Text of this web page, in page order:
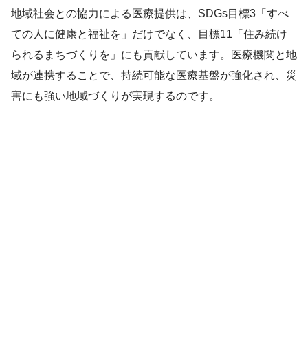
地域社会との協力による医療提供は、SDGs目標3「すべ
ての人に健康と福祉を」だけでなく、目標11「住み続け
られるまちづくりを」にも貢献しています。医療機関と地
域が連携することで、持続可能な医療基盤が強化され、災
害にも強い地域づくりが実現するのです。